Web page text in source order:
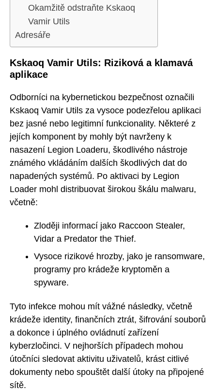
Okamžitě odstraňte Kskaoq
Vamir Utils
Adresáře
Kskaoq Vamir Utils: Riziková a klamavá
aplikace
Odborníci na kybernetickou bezpečnost označili
Kskaoq Vamir Utils za vysoce podezřelou aplikaci
bez jasné nebo legitimní funkcionality. Některé z
jejích komponent by mohly být navrženy k
nasazení Legion Loaderu, škodlivého nástroje
známého vkládáním dalších škodlivých dat do
napadených systémů. Po aktivaci by Legion
Loader mohl distribuovat širokou škálu malwaru,
včetně:
Zloději informací jako Raccoon Stealer,
Vidar a Predator the Thief.
Vysoce rizikové hrozby, jako je ransomware,
programy pro krádeže kryptoměn a
spyware.
Tyto infekce mohou mít vážné následky, včetně
krádeže identity, finančních ztrát, šifrování souborů
a dokonce i úplného ovládnutí zařízení
kyberzločinci. V nejhorších případech mohou
útočníci sledovat aktivitu uživatelů, krást citlivé
dokumenty nebo spouštět další útoky na připojené
sítě.